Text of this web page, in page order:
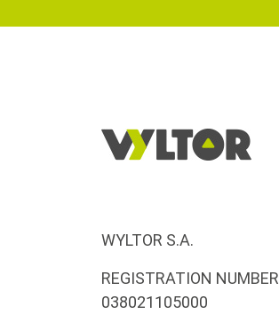
WYLTOR S.A.
REGISTRATION NUMBER
038021105000